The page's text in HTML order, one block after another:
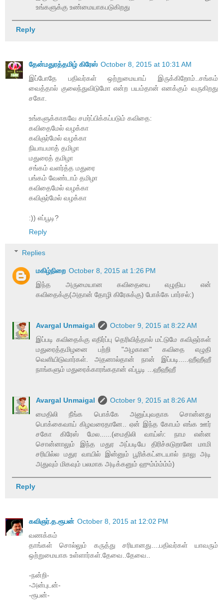
உங்களுக்கு உண்மையாகபடுகிறது
Reply
தேன்மதுரத்தமிழ் கிரேஸ் October 8, 2015 at 10:31 AM
இப்போதே பதிவர்கள் ஒற்றுமையாய் இருக்கிறோம்..சங்கம்
வைத்தால் குலைந்துவிடுமோ என்ற பயம்தான் எனக்கும் வருகிறது
சகோ.
உங்களுக்காகவே சமர்ப்பிக்கப்படும் கவிதை:
கவிதைமேல் வழக்கா
கவிஞர்மேல் வழக்கா
நியாயமாத் தமிழா
மதுரைத் தமிழா
சங்கம் வளர்த்த மதுரை
பங்கம் வேண்டாம் தமிழா
கவிதைமேல் வழக்கா
கவிஞர்மேல் வழக்கா
:)) எப்பூடி?
Reply
Replies
மகிழ்நிறை October 8, 2015 at 1:26 PM
இந்த அருமையான கவிதையை எழுதிய என்
கவிதைக்கு(அதான் தோழி கிரேசுக்கு) போக்கே பார்சல்:)
Avargal Unmaigal
October 9, 2015 at 8:22 AM
இப்படி கவிதைக்கு எதிர்ப்பு தெரிவித்தால் மட்டுமே கவிஞர்கள்
மதுரைத்தமிழனை பற்றி "அழகான" கவிதை எழுதி
வெளியிடுவார்கள். அதனால்தான் நான் இப்படி.....ஹீஹீஹீ
நாங்களும் மதுரைக்காரங்கதான் எப்பூடி ...ஹீஹீஹீ
Avargal Unmaigal
October 9, 2015 at 8:26 AM
மைதிலி நீங்க பொக்கே அனுப்புவதாக சொன்னது
பொக்கைவாய் கிழவரைதானே.. ஏன் இந்த கோபம் எங்க ஊர்
சகோ கிரேஸ் மேல......(மைதிலி வாய்ஸ்: நாம என்ன
சொன்னாலும் இந்த மதுர அப்படியே திரிச்சுடுறானே மாமி
சரியில்ல மதுர வாயில் இன்னும் பூரிக்கட்டையால் நாலு அடி
அதுவும் மிகவும் பலமாக அடிக்கனும் ஹும்ம்ம்ம்ம்)
Reply
கவிஞர்.த.ரூபன் October 8, 2015 at 12:02 PM
வணக்கம்
தாங்கள் சொல்லும் கருத்து சரியானது....பதிவர்கள் யாவரும்
ஒற்றுமையாக உள்ளார்கள்.தேவை..தேவை..
-நன்றி-
-அன்புடன்-
-ரூபன்-